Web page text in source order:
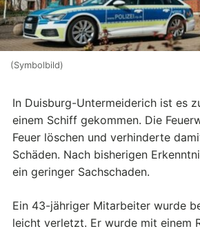
(Symbolbild)
In Duisburg-Untermeiderich ist es
einem Schiff gekommen. Die
Feuer löschen und verhinderte
Schäden. Nach bisherigen
ein geringer Sachschaden.
Ein 43-jähriger Mitarbeiter wurde
leicht verletzt. Er wurde mit einem